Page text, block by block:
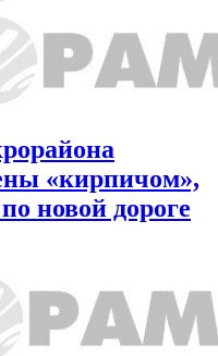
«кирпичом»,
новой дороге